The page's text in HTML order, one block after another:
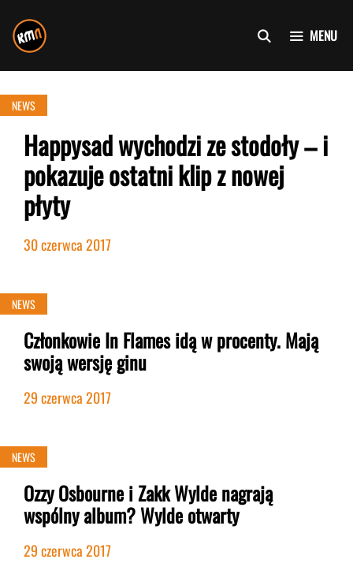
treści
MENU
NEWS
Happysad wychodzi ze stodoły – i
pokazuje ostatni klip z nowej
płyty
30 czerwca 2017
NEWS
Członkowie In Flames idą w procenty. Mają
swoją wersję ginu
29 czerwca 2017
NEWS
Ozzy Osbourne i Zakk Wylde nagrają
wspólny album? Wylde otwarty
29 czerwca 2017